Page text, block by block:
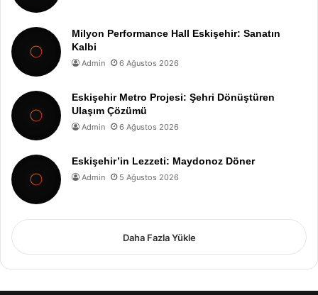
Milyon Performance Hall Eskişehir: Sanatın
Kalbi
Admin 6 Ağustos 2026
Eskişehir Metro Projesi: Şehri Dönüştüren
Ulaşım Çözümü
Admin 6 Ağustos 2026
Eskişehir’in Lezzeti: Maydonoz Döner
Admin 5 Ağustos 2026
Daha Fazla Yükle